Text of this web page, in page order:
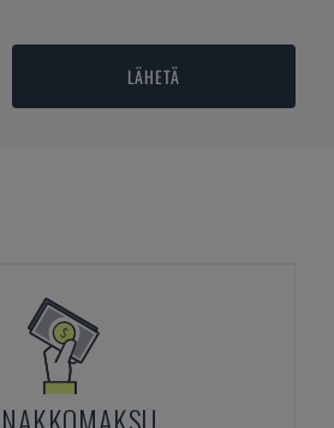
LÄHETÄ